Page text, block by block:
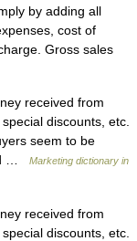
by adding all
cost of
Gross sales
received from
discounts, etc.
seem to be
…
Marketing dictionary in
received from
discounts, etc.